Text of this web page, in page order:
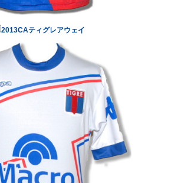
2013CAティグレアウェイ